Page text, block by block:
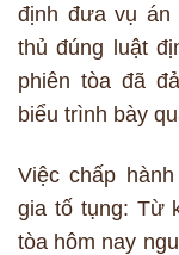
định đưa vụ án
thủ đúng luật
phiên tòa đã
biểu trình bày
Việc chấp
gia tố tụng: Từ
tòa hôm nay